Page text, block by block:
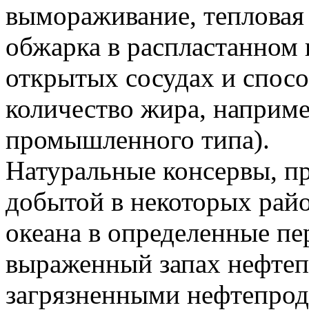
вымораживание,
обжарка в
открытых сосудах и
количество жира,
промышленного типа).
Натуральные консервы,
добытой в некоторых
океана в определенные
выраженный запах
загрязненными